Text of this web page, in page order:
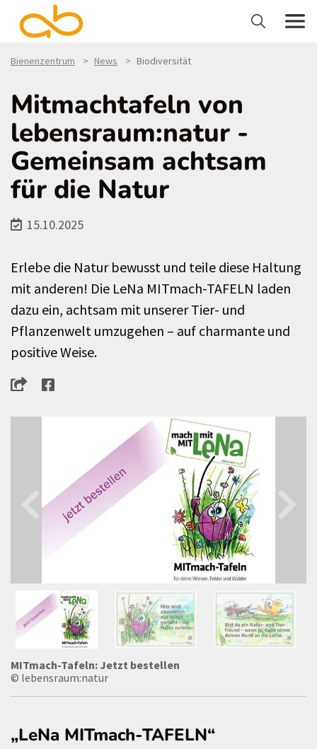
Bienenzentrum News Biodiversität
Mitmachtafeln von
lebensraum:natur -
Gemeinsam achtsam
für die Natur
15.10.2025
Erlebe die Natur bewusst und teile diese Haltung
mit anderen! Die LeNa MITmach-TAFELN laden
dazu ein, achtsam mit unserer Tier- und
Pflanzenwelt umzugehen – auf charmante und
positive Weise.
MITmach-Tafeln: Jetzt bestellen
© lebensraum:natur
„LeNa MITmach-TAFELN“